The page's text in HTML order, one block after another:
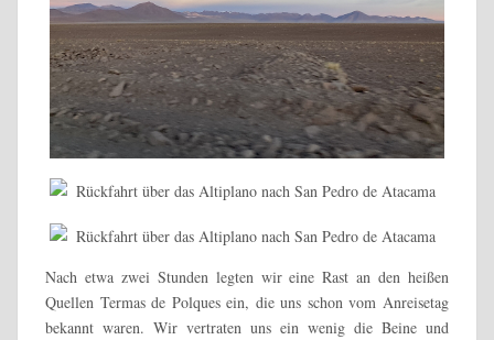
Nach etwa zwei Stunden legten wir eine Rast an den heißen
Quellen Termas de Polques ein, die uns schon vom Anreisetag
bekannt waren. Wir vertraten uns ein wenig die Beine und